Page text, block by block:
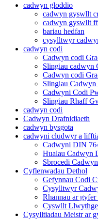
cadwyn gloddio
cadwyn gyswllt
cadwyn gyswllt
bariau hedfan
cysylltwyr
cadwyn codi
Cadwyn codi
Slingiau cadwyn
Cadwyn codi
Slingiau
Cadwyni Codi
Slingiau Rhaff
cadwyn codi
Cadwyn Drafnidiaeth
cadwyn bysgota
cadwyni cludwyr a
Cadwyni DIN
Hualau Cadwyn
Sbrocedi
Cyflenwadau Dethol
Gefynnau Codi
Cysylltwyr
Rhannau ar
Cyswllt
Cysylltiadau Meistr ar